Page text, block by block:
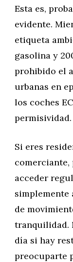
Esta es,
evidente.
etiqueta
gasolina y
prohibido el
urbanas en
los coches
permisividad.
Si eres
comerciante,
acceder
simplemente
de
tranquilidad.
día si hay
preocuparte